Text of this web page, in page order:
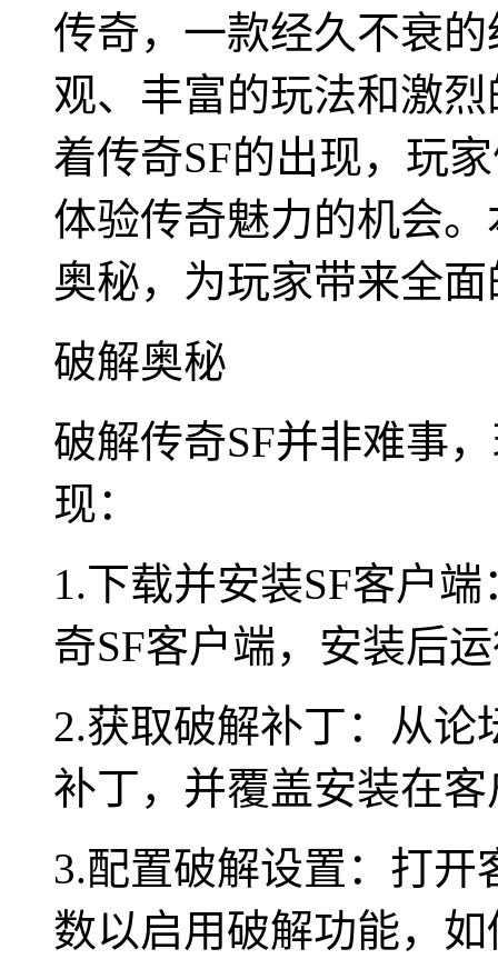
传奇，一款经久不衰
观、丰富的玩法和激
着传奇SF的出现，玩
体验传奇魅力的机会
奥秘，为玩家带来全
破解奥秘
破解传奇SF并非难事
现：
1.下载并安装SF客户
奇SF客户端，安装后
2.获取破解补丁：从
补丁，并覆盖安装在
3.配置破解设置：打
数以启用破解功能，